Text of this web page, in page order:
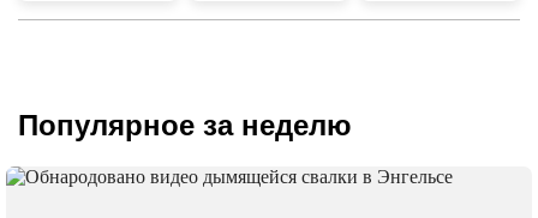
Популярное за неделю